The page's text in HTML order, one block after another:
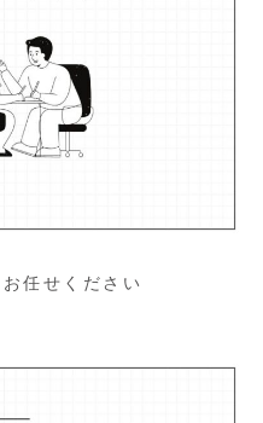
任せください